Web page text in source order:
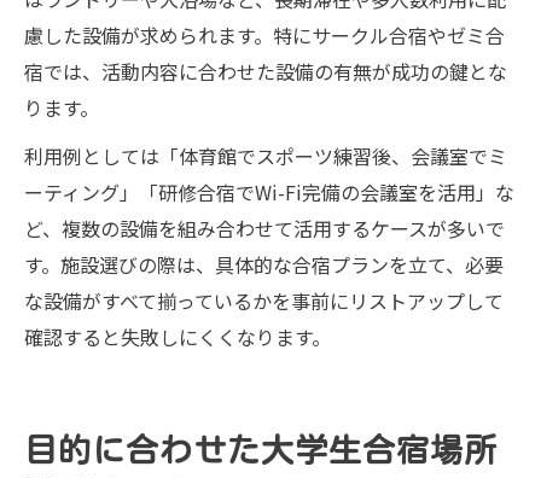
慮した設備が求められます。特にサークル合宿やゼミ合
宿では、活動内容に合わせた設備の有無が成功の鍵とな
ります。
利用例としては「体育館でスポーツ練習後、会議室でミ
ーティング」「研修合宿でWi-Fi完備の会議室を活用」な
ど、複数の設備を組み合わせて活用するケースが多いで
す。施設選びの際は、具体的な合宿プランを立て、必要
な設備がすべて揃っているかを事前にリストアップして
確認すると失敗しにくくなります。
目的に合わせた大学生合宿場所